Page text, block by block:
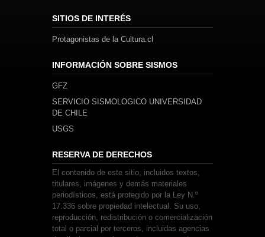
SITIOS DE INTERÉS
Protagonistas de la Cultura.cl
INFORMACIÓN SOBRE SISMOS
GFZ
SERVICIO SISMOLOGICO UNIVERSIDAD
DE CHILE
USGS
RESERVA DE DERECHOS
El contenido de este sitio, incluidos textos,
titulares, imágenes y demás materiales
periodísticos, está protegido por la Ley N.º
17.336 sobre propiedad intelectual. Su uso,
reproducción, redistribución o comercialización
total o parcial por terceros, incluidas agencias